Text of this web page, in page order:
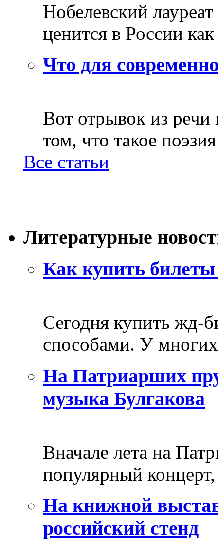
Нобелевский
ценится в России
Что для
Вот отрывок из
том, что такое
Все статьи
Литературные
Как купить билеты
Сегодня купить жд-
способами. У
На Патриарших
музыка Булгакова
Вначале лета на
популярный
На книжной
российский стенд